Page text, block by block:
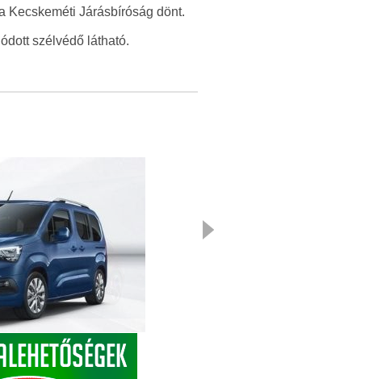
Kecskeméti Járásbíróság dönt.
szélvédő látható.